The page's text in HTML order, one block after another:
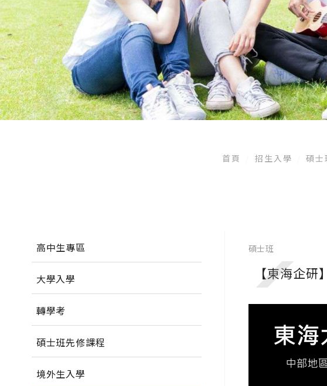
首頁 招生入學 碩士
高中生專區
大學入學
轉學考
碩士班先修課程
境外生入學
碩士班
【東海企